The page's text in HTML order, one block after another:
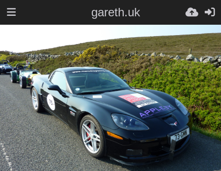
gareth.uk